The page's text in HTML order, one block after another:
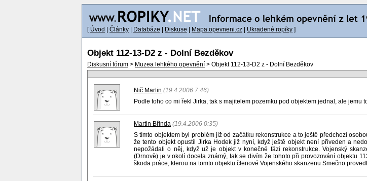
[ Úvod Články Databáze Diskuse Mapa.opevneni.cz Ukradené ropíky ]
Objekt 112-13-D2 z - Dolní Bezděkov
Diskusní fórum > Muzea lehkého opevnění > Objekt 112-13-D2 z - Dolní Bezděkov
Nič Martin (19.4.2006 7:46)
Podle toho co mi řekl Jirka, tak s majitelem pozemku pod objektem jednal, ale jemu
Martin Břinda (19.4.2006 0:35)
S tímto objektem byl problém již od začátku rekonstrukce a to ještě předchozí
že tento objekt opustil Jirka Hodek již nyní, když ještě objekt není přiveden a
nepožádali o něj, když už je objekt v konečné fázi rekonstrukce. Vojenský
(Drnově) je v okolí docela známý, tak se divím že tohoto při provozování objektu
škoda práce, kterou na tomto objektu členové Vojenského skanzenu Smečno